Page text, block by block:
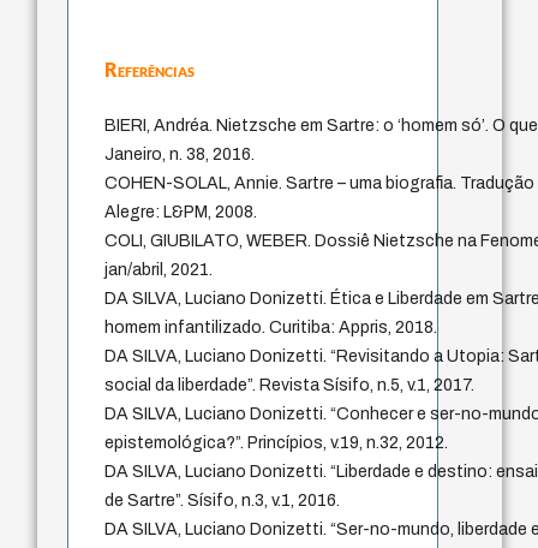
Referências
BIERI, Andréa. Nietzsche em Sartre: o ‘homem só’. O
Janeiro, n. 38, 2016.
COHEN-SOLAL, Annie. Sartre – uma biografia.
Alegre: L&PM, 2008.
COLI, GIUBILATO, WEBER. Dossiê Nietzsche na
jan/abril, 2021.
DA SILVA, Luciano Donizetti. Ética e Liberdade em
homem infantilizado. Curitiba: Appris, 2018.
DA SILVA, Luciano Donizetti. “Revisitando a Utopia:
social da liberdade”. Revista Sísifo, n.5, v.1, 2017.
DA SILVA, Luciano Donizetti. “Conhecer e ser-no-
epistemológica?”. Princípios, v.19, n.32, 2012.
DA SILVA, Luciano Donizetti. “Liberdade e destino:
de Sartre”. Sísifo, n.3, v.1, 2016.
DA SILVA, Luciano Donizetti. “Ser-no-mundo, liberdade